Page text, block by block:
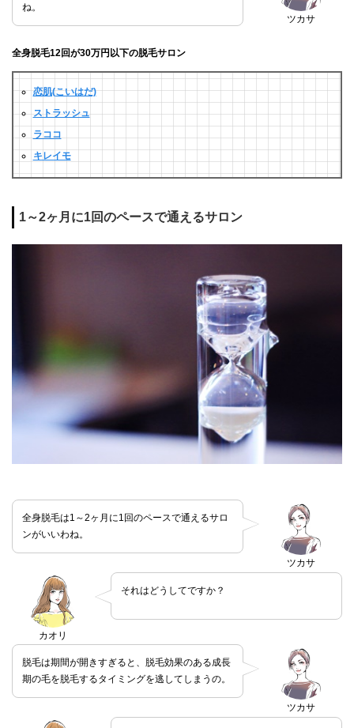
ツカサ
ね。
全身脱毛12回が30万円以下の脱毛サロン
恋肌(こいはだ)
ストラッシュ
ラココ
キレイモ
1～2ヶ月に1回のペースで通えるサロン
ツカサ
全身脱毛は1～2ヶ月に1回のペースで通えるサロ
ンがいいわね。
カオリ
それはどうしてですか？
ツカサ
脱毛は期間が開きすぎると、脱毛効果のある成長
期の毛を脱毛するタイミングを逃してしまうの。